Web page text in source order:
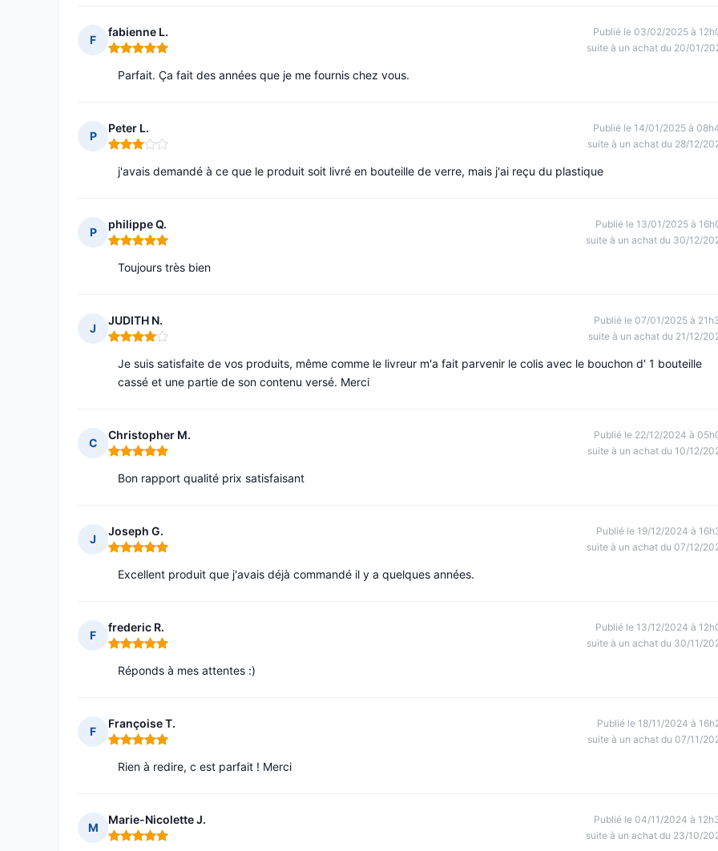
F
fabienne L.
Note : 5 sur 5
Publié le 03/02/2025 à
suite à un achat du 20/01/
Parfait. Ça fait des années que je me fournis chez vous.
P
Peter L.
Note : 3 sur 5
Publié le 14/01/2025 à
suite à un achat du 28/12/
j'avais demandé à ce que le produit soit livré en bouteille de verre, mais j'ai reçu du plastique
P
philippe Q.
Note : 5 sur 5
Publié le 13/01/2025 à
suite à un achat du 30/12/
Toujours très bien
J
JUDITH N.
Note : 4 sur 5
Publié le 07/01/2025 à
suite à un achat du 21/12/
Je suis satisfaite de vos produits, même comme le livreur m'a fait parvenir le colis avec le bouchon d' 1 bouteille
cassé et une partie de son contenu versé. Merci
C
Christopher M.
Note : 5 sur 5
Publié le 22/12/2024 à
suite à un achat du 10/12/
Bon rapport qualité prix satisfaisant
J
Joseph G.
Note : 5 sur 5
Publié le 19/12/2024 à
suite à un achat du 07/12/
Excellent produit que j'avais déjà commandé il y a quelques années.
F
frederic R.
Note : 5 sur 5
Publié le 13/12/2024 à
suite à un achat du 30/11/
Réponds à mes attentes :)
F
Françoise T.
Note : 5 sur 5
Publié le 18/11/2024 à
suite à un achat du 07/11/
Rien à redire, c est parfait ! Merci
M
Marie-Nicolette J.
Note : 5 sur 5
Publié le 04/11/2024 à
suite à un achat du 23/10/